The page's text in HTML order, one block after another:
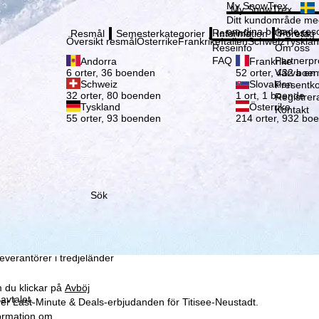
vi – TravelTrex
hjälp av information
i tredjeländer
du klickar på Avböj
om
Registrering
My SnowTrex
My SnowTrex
Ditt kundområde
om dina bokade
Resmål
Översikt resmålÖsterrikeFrankrikeItalienSchweiz
Andorra
6 orter, 36 boenden
Frankrike
52 orter, 432
Schweiz
32 orter, 80 boenden
Slovakien
1 ort, 1 boende
Tyskland
55 orter, 93 boenden
Österrike
214 orter, 932
Semesterkategorier Information
Reseinfo
Reseinfo
FAQ
Företag
Om oss
Om oss
Värva en
Kontakt
Sök
Last-Minute & Deals-erbjudanden för Titisee-Neustadt.